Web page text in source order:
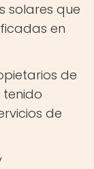
solares que
en
de
tenido
de